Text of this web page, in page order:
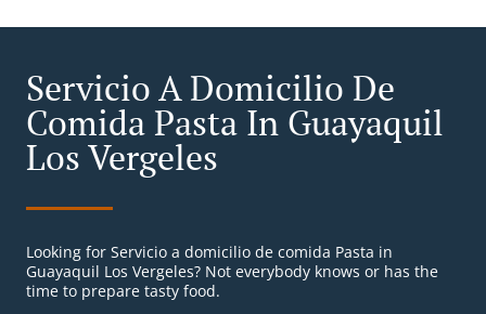
Servicio A Domicilio De
Comida Pasta In Guayaquil
Los Vergeles
Looking for Servicio a domicilio de comida Pasta in
Guayaquil Los Vergeles? Not everybody knows or has the
time to prepare tasty food.